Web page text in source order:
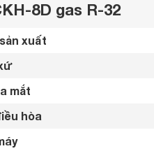
8D gas R-32
xuất
mắt
hòa